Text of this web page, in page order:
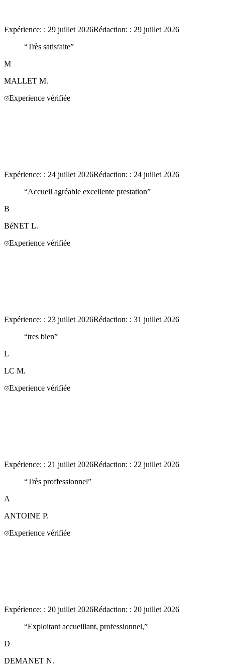
Expérience: : 29 juillet 2026Rédaction: : 29 juillet 2026
“Très satisfaite”
M
MALLET M.
Experience vérifiée
Expérience: : 24 juillet 2026Rédaction: : 24 juillet 2026
“Accueil agréable excellente prestation”
B
BéNET L.
Experience vérifiée
Expérience: : 23 juillet 2026Rédaction: : 31 juillet 2026
“tres bien”
L
LC M.
Experience vérifiée
Expérience: : 21 juillet 2026Rédaction: : 22 juillet 2026
“Très proffessionnel”
A
ANTOINE P.
Experience vérifiée
Expérience: : 20 juillet 2026Rédaction: : 20 juillet 2026
“Exploitant accueillant, professionnel,”
D
DEMANET N.